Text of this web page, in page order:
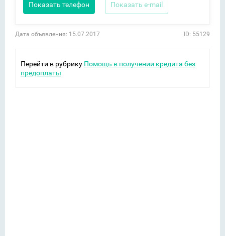
Показать телефон Показать e-mail
Дата объявления: 15.07.2017 ID: 55129
Перейти в рубрику Помощь в получении кредита без
предоплаты